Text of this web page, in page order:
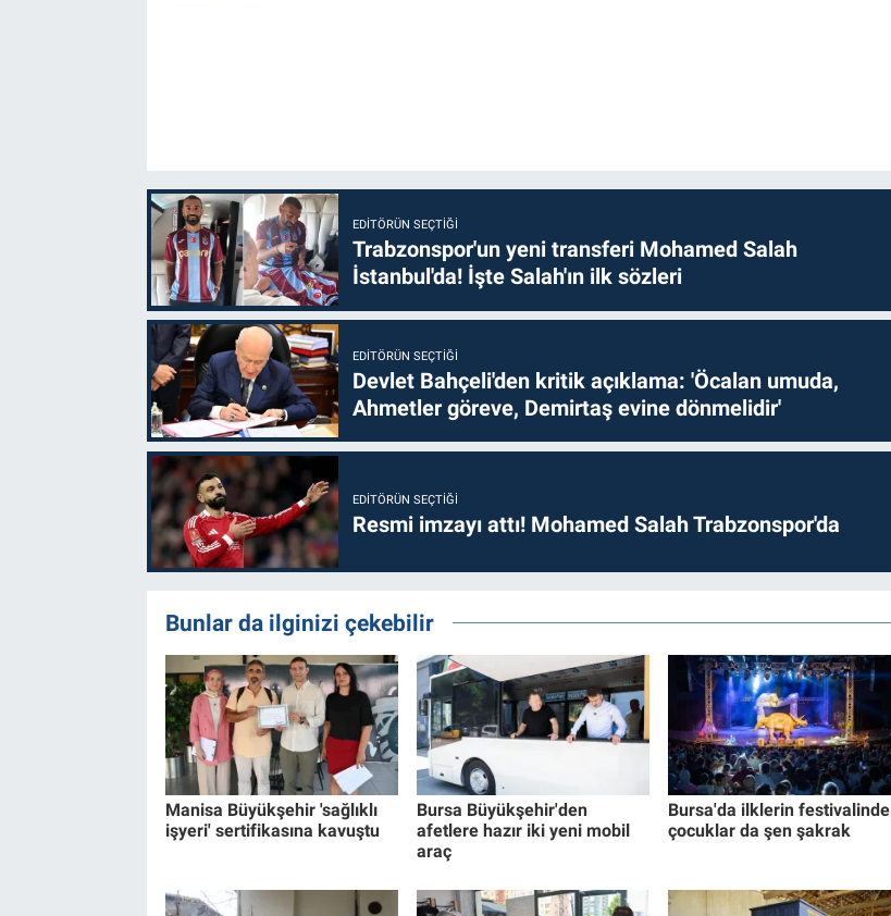
EDITÖRÜN SEÇTIĞI
Trabzonspor'un yeni transferi Mohamed Salah
İstanbul'da! İşte Salah'ın ilk sözleri
EDITÖRÜN SEÇTIĞI
Devlet Bahçeli'den kritik açıklama: 'Öcalan umuda,
Ahmetler göreve, Demirtaş evine dönmelidir'
EDITÖRÜN SEÇTIĞI
Resmi imzayı attı! Mohamed Salah Trabzonspor'da
Bunlar da ilginizi çekebilir
Manisa Büyükşehir 'sağlıklı
işyeri' sertifikasına kavuştu
Bursa Büyükşehir'den
afetlere hazır iki yeni mobil
araç
Bursa'da ilklerin festivalinde
çocuklar da şen şakrak